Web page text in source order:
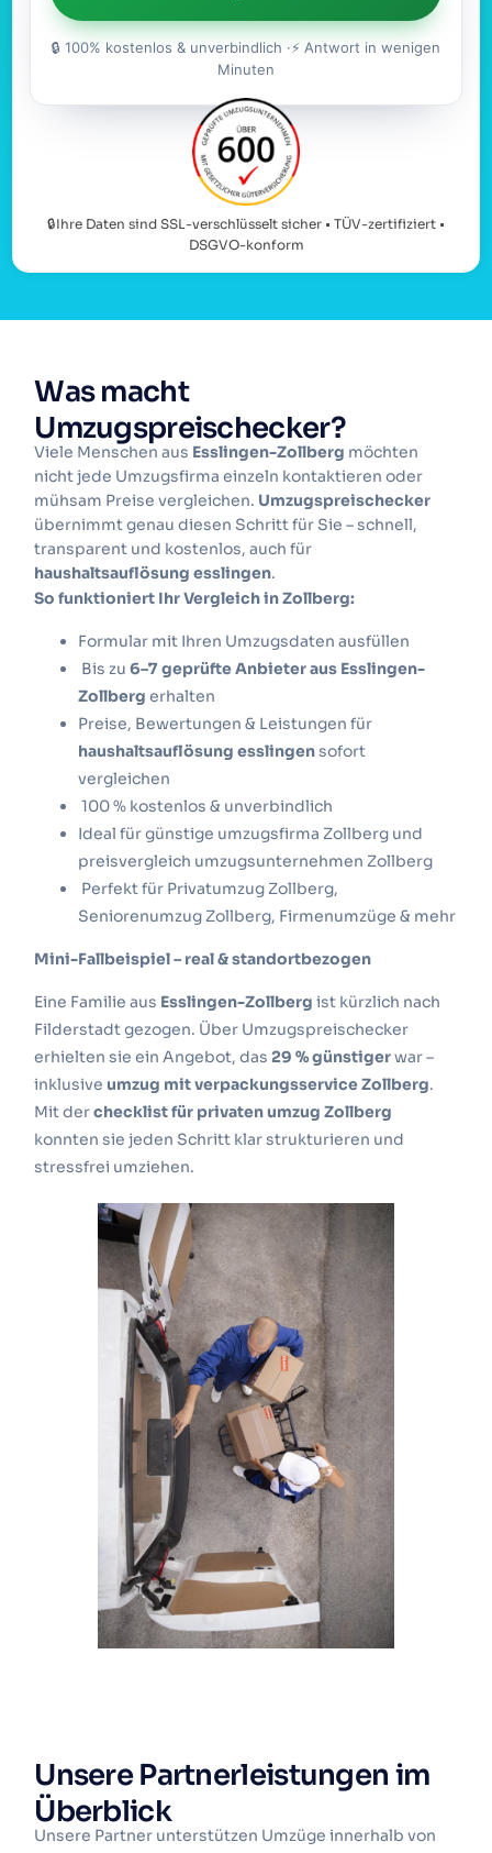
🔒 100% kostenlos & unverbindlich ·⚡ Antwort in wenigen
Minuten
🔒Ihre Daten sind SSL-verschlüsselt sicher • TÜV-zertifiziert •
DSGVO-konform
Was macht
Umzugspreischecker?
Viele Menschen aus Esslingen-Zollberg möchten
nicht jede Umzugsfirma einzeln kontaktieren oder
mühsam Preise vergleichen. Umzugspreischecker
übernimmt genau diesen Schritt für Sie – schnell,
transparent und kostenlos, auch für
haushaltsauflösung esslingen.
So funktioniert Ihr Vergleich in Zollberg:
Formular mit Ihren Umzugsdaten ausfüllen
Bis zu6–7 geprüfte Anbieter aus Esslingen-
Zollberg erhalten
Preise, Bewertungen & Leistungen für
haushaltsauflösung esslingensofort
vergleichen
100 % kostenlos & unverbindlich
Ideal für günstige umzugsfirma Zollberg und
preisvergleich umzugsunternehmen Zollberg
Perfekt für Privatumzug Zollberg,
Seniorenumzug Zollberg, Firmenumzüge & mehr
Mini-Fallbeispiel – real & standortbezogen
Eine Familie aus Esslingen-Zollberg ist kürzlich nach
Filderstadt gezogen. Über Umzugspreischecker
erhielten sie ein Angebot, das29 % günstigerwar –
inklusiveumzug mit verpackungsservice Zollberg.
Mit derchecklist für privaten umzug Zollberg
konnten sie jeden Schritt klar strukturieren und
stressfrei umziehen.
Unsere Partnerleistungen im
Überblick
Unsere Partner unterstützen Umzüge innerhalb von